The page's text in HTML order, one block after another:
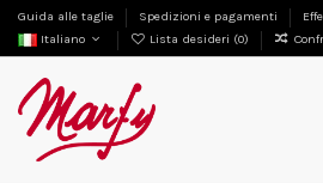
Guida alle taglie Spedizioni e pagamenti
Italiano
Lista desideri (0)